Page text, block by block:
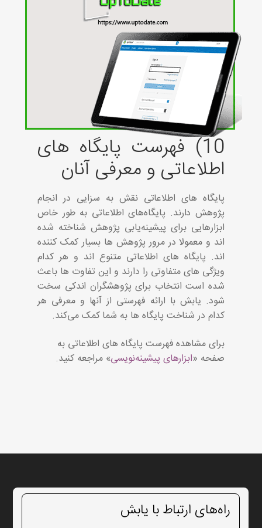
10) فهرست پایگاه های
اطلاعاتی و معرفی آنان
پایگاه های اطلاعاتی نقش به سزایی در انجام
پژوهش دارند. پایگاه‌های اطلاعاتی به طور خاص
ابزارهایی برای پیشینه‌یابی پژوهش شناخته شده
اند و معمولا در مرور پژوهش ها بسیار کمک کننده
اند. پایگاه های اطلاعاتی متنوع اند و هر کدام
ویژگی های متفاوتی را دارند و این تفاوت ها باعث
شده است انتخاب برای پژوهشگران اندکی سخت
شود. یابش با ارائه فهرستی از آنها و معرفی هر
کدام در شناخت پایگاه ها به شما کمک می‌کند.
برای مشاهده فهرست پایگاه های اطلاعاتی به
صفحه «ابزارهای پیشینه‌نویسی» مراجعه کنید.
راه‌های ارتباط با یابش